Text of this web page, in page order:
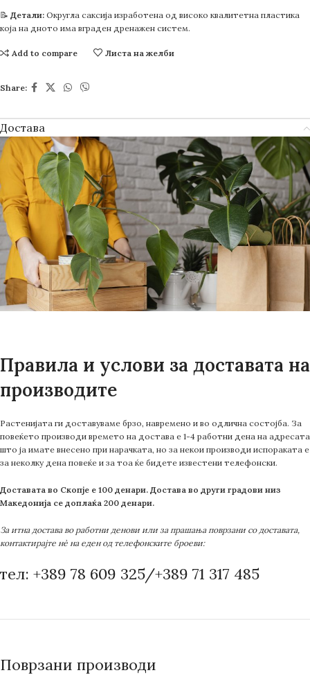
📝 Детали: Округла саксија изработена од високо квалитетна пластика
која на дното има вграден дренажен систем.
Add to compare Листа на желби
Share:
Достава
Правила и услови за доставата на
производите
Растенијата ги доставуваме брзо, навремено и во одлична состојба. За
повеќето производи времето на достава е 1-4 работни дена на адресата
што ја имате внесено при нарачката, но за некои производи испораката е
за неколку дена повеќе и за тоа ќе бидете известени телефонски.
Доставата во Скопје е 100 денари. Достава во други градови низ
Македонија се доплаќа 200 денари.
За итна достава во работни денови или за прашања поврзани со доставата,
контактирајте нè на еден од телефонските броеви:
тел: +389 78 609 325/+389 71 317 485
Поврзани производи